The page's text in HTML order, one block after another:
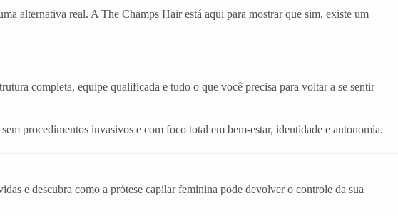
alternativa real. A The Champs Hair está aqui para mostrar que sim, existe um
completa, equipe qualificada e tudo o que você precisa para voltar a se sentir
procedimentos invasivos e com foco total em bem-estar, identidade e autonomia.
e descubra como a prótese capilar feminina pode devolver o controle da sua